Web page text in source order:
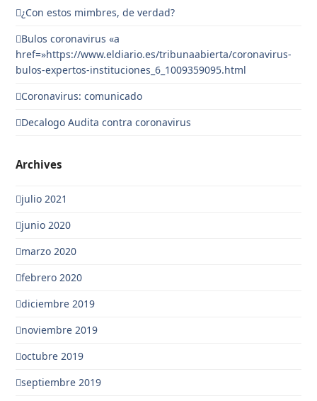
¿Con estos mimbres, de verdad?
Bulos coronavirus «a
href=»https://www.eldiario.es/tribunaabierta/coronavirus-
bulos-expertos-instituciones_6_1009359095.html
Coronavirus: comunicado
Decalogo Audita contra coronavirus
Archives
julio 2021
junio 2020
marzo 2020
febrero 2020
diciembre 2019
noviembre 2019
octubre 2019
septiembre 2019